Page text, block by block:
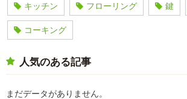
キッチン フローリング 鍵
コーキング
人気のある記事
まだデータがありません。